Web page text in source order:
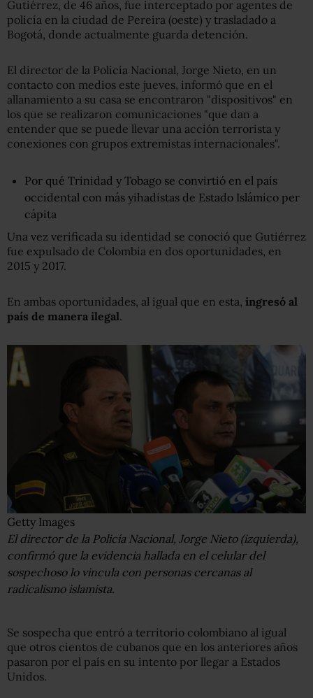
Gutiérrez, de 46 años, fue interceptado por agentes de
policía en la ciudad de Pereira (oeste) y trasladado a
Bogotá, donde actualmente guarda detención.
El director de la Policía Nacional, Jorge Nieto, en un
contacto con medios este jueves, informó que en el
allanamiento a su casa se encontraron "dispositivos" en
los que se realizaron comunicaciones "que dan a
entender que se puede llevar una acción terrorista y
conexiones con grupos extremistas internacionales".
Por qué Trinidad y Tobago se convirtió en el país
occidental con más yihadistas de Estado Islámico per
cápita
Una vez verificada su identidad se conoció que Gutiérrez
fue expulsado de Colombia en dos oportunidades, en
2015 y 2017.
En ambas oportunidades, al igual que en esta, ingresó al
país de manera ilegal.
Getty Images
El director de la Policía Nacional, Jorge Nieto (izquierda),
confirmó que la evidencia hallada en el celular del
sospechoso lo vincula con personas cercanas al
radicalismo islamista.
Se sospecha que entró a territorio colombiano al igual
que otros cientos de cubanos que en los anteriores años
pasaron por el país en su intento por llegar a Estados
Unidos.